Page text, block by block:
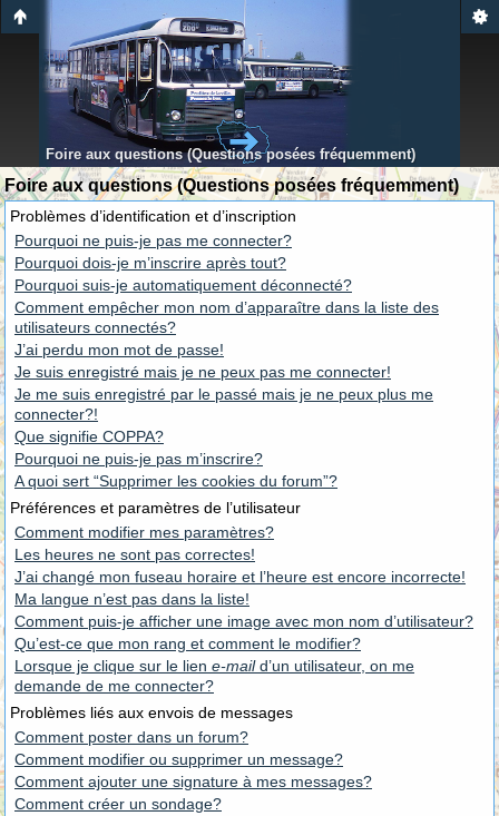
Foire aux questions (Questions posées fréquemment)
Foire aux questions (Questions posées fréquemment)
Problèmes d’identification et d’inscription
Pourquoi ne puis-je pas me connecter?
Pourquoi dois-je m’inscrire après tout?
Pourquoi suis-je automatiquement déconnecté?
Comment empêcher mon nom d’apparaître dans la liste des
utilisateurs connectés?
J’ai perdu mon mot de passe!
Je suis enregistré mais je ne peux pas me connecter!
Je me suis enregistré par le passé mais je ne peux plus me
connecter?!
Que signifie COPPA?
Pourquoi ne puis-je pas m’inscrire?
A quoi sert “Supprimer les cookies du forum”?
Préférences et paramètres de l’utilisateur
Comment modifier mes paramètres?
Les heures ne sont pas correctes!
J’ai changé mon fuseau horaire et l’heure est encore incorrecte!
Ma langue n’est pas dans la liste!
Comment puis-je afficher une image avec mon nom d’utilisateur?
Qu’est-ce que mon rang et comment le modifier?
Lorsque je clique sur le lien e-maild’un utilisateur, on me
demande de me connecter?
Problèmes liés aux envois de messages
Comment poster dans un forum?
Comment modifier ou supprimer un message?
Comment ajouter une signature à mes messages?
Comment créer un sondage?